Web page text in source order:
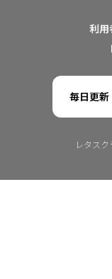
利用
毎日更新
レタスク